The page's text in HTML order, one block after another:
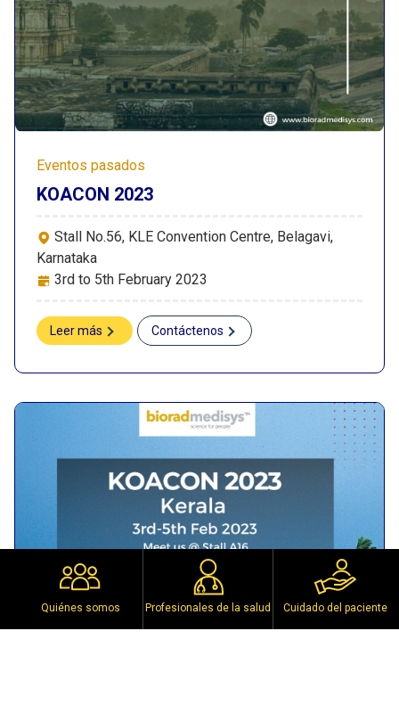
Quiénes somos Profesionales de la salud Cuidado del paciente
Eventos pasados
KOACON 2023
Stall No.56, KLE Convention Centre, Belagavi,
Karnataka
3rd to 5th February 2023
Leer más Contáctenos